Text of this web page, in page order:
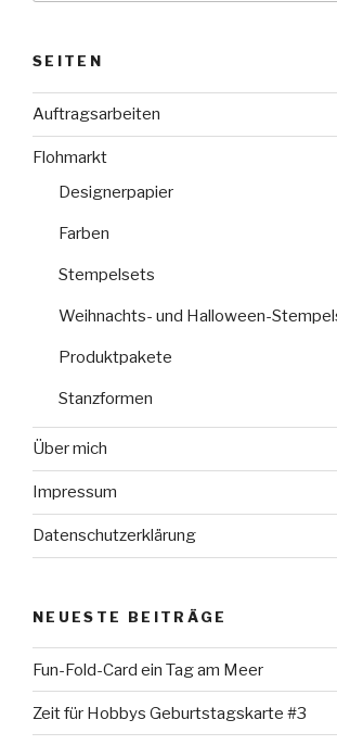
SEITEN
Auftragsarbeiten
Flohmarkt
Designerpapier
Farben
Stempelsets
Weihnachts- und Halloween-
Produktpakete
Stanzformen
Über mich
Impressum
Datenschutzerklärung
NEUESTE BEITRÄGE
Fun-Fold-Card ein Tag am Meer
Zeit für Hobbys Geburtstagskarte #3